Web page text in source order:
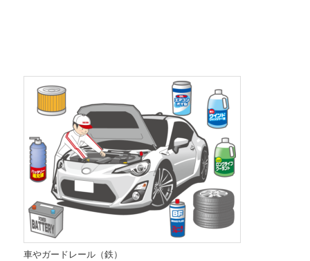
車やガードレール（鉄）